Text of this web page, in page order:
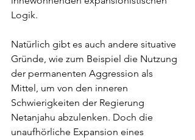
Logik.
Natürlich gibt es auch andere situative
Gründe, wie zum Beispiel die Nutzung
der permanenten Aggression als
Mittel, um von den inneren
Schwierigkeiten der Regierung
Netanjahu abzulenken. Doch die
unaufhörliche Expansion eines